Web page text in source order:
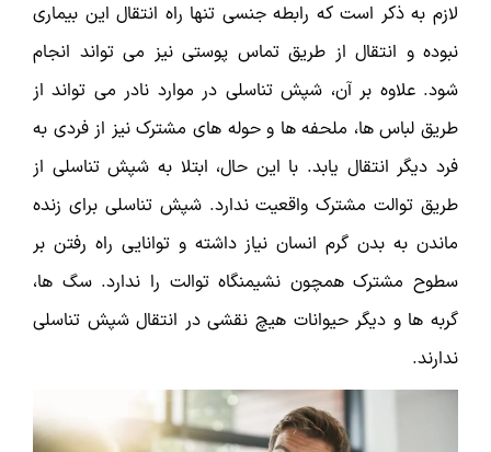
لازم به ذکر است که رابطه جنسی تنها راه انتقال این بیماری
نبوده و انتقال از طریق تماس پوستی نیز می تواند انجام
شود. علاوه بر آن، شپش تناسلی در موارد نادر می تواند از
طریق لباس ها، ملحفه ها و حوله های مشترک نیز از فردی به
فرد دیگر انتقال یابد. با این حال، ابتلا به شپش تناسلی از
طریق توالت مشترک واقعیت ندارد. شپش تناسلی برای زنده
ماندن به بدن گرم انسان نیاز داشته و توانایی راه رفتن بر
سطوح مشترک همچون نشیمنگاه توالت را ندارد. سگ ها،
گربه ها و دیگر حیوانات هیچ نقشی در انتقال شپش تناسلی
ندارند.